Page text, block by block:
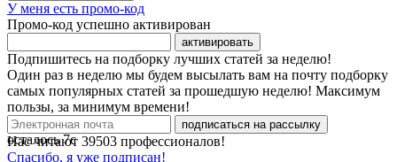
У меня есть промо-код
Промо-код успешно активирован
активировать
Подпишитесь на подборку лучших статей за неделю!
Один раз в неделю мы будем высылать вам на почту подборку
самых популярных статей за прошедшую неделю! Максимум
пользы, за минимум времени!
подписаться на рассылку
Нас читают 39503 профессионалов!
Спасибо, я уже подписан!
осталось7с